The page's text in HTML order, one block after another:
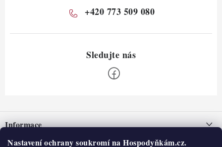
Nastavení ochrany soukromí na Hospodyňkám.cz.
+420 773 509 080
pInformace
Nepřevzetí zásilky na dobírku